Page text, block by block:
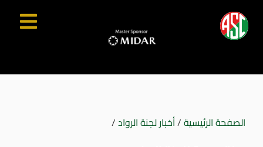
الصفحة الرئيسية/أخبار لجنة الرواد/